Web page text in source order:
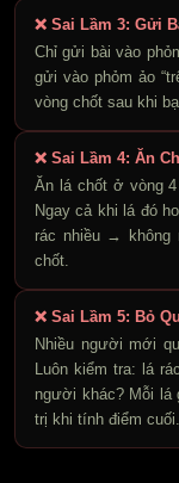
❌ Sai Lầm 3: Gửi
Chỉ gửi bài vào
gửi vào phỏm ảo
vòng chốt sau khi
❌ Sai Lầm 4: Ăn
Ăn lá chốt ở vòng
Ngay cả khi lá đó
rác nhiều → không
chốt.
❌ Sai Lầm 5: Bỏ
Nhiều người mới
Luôn kiểm tra: lá
người khác? Mỗi
trị khi tính điểm cuối.